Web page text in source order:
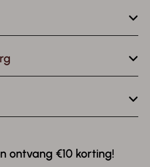
ontvang €10 korting!